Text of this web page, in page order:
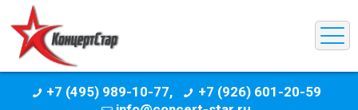
+7 (495) 989-10-77,
+7 (926) 601-20-59